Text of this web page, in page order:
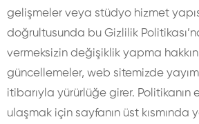
gelişmeler veya stüdyo hizmet
doğrultusunda bu Gizlilik
vermeksizin değişiklik yapma
güncellemeler, web sitemizde
itibarıyla yürürlüğe girer. Politikanın
ulaşmak için sayfanın üst kısmında